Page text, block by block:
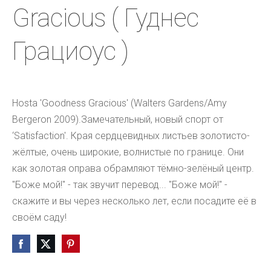
Gracious ( Гуднес
Грациоус )
Hosta 'Goodness Gracious' (Walters Gardens/Amy
Bergeron 2009).Замечательный, новый спорт от
‘Satisfaction'. Края сердцевидных листьев золотисто-
жёлтые, очень широкие, волнистые по границе. Они
как золотая оправа обрамляют тёмно-зелёный центр.
"Боже мой!" - так звучит перевод... "Боже мой!" -
скажите и вы через несколько лет, если посадите её в
своём саду!